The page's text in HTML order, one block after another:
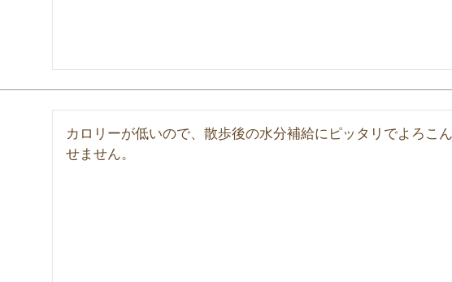
カロリーが低いので、散歩後の水分補給にピッタリでよろこ
せません。